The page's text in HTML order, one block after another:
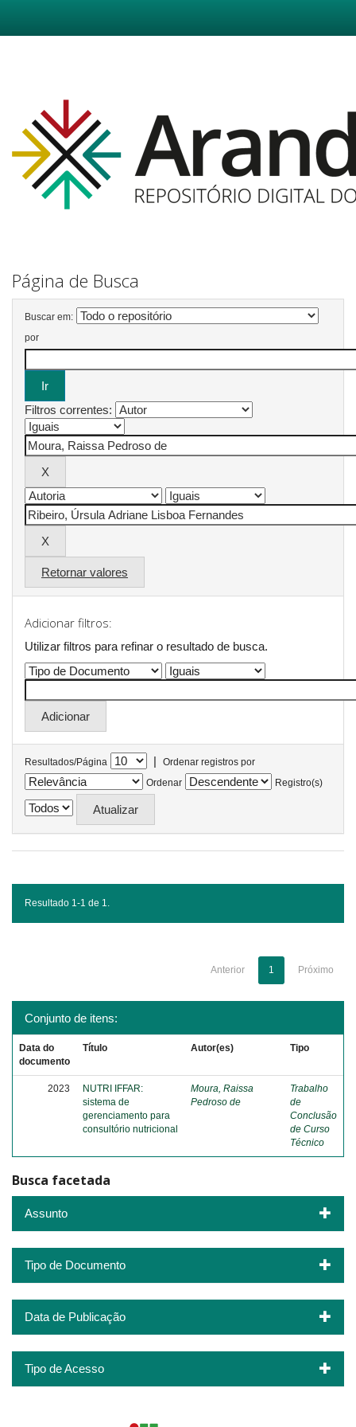
Página de Busca
Buscar em:
por
Filtros correntes:
Retornar valores
Adicionar filtros:
Utilizar filtros para refinar o resultado de busca.
Resultados/Página |
Ordenar registros por
Ordenar
Registro(s)
Resultado 1-1 de 1.
Anterior 1 Próximo
Conjunto de itens:
Data do
documento
Título Autor(es) Tipo
2023
NUTRI IFFAR:
sistema de
gerenciamento para
consultório nutricional
Moura, Raissa
Pedroso de
Trabalho
de
Conclusão
de Curso
Técnico
Busca facetada
Assunto
Tipo de Documento
Data de Publicação
Tipo de Acesso